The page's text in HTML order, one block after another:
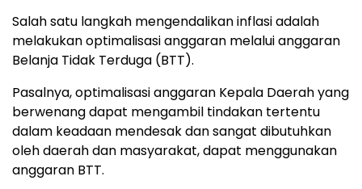
Salah satu langkah mengendalikan inflasi adalah
melakukan optimalisasi anggaran melalui anggaran
Belanja Tidak Terduga (BTT).
Pasalnya, optimalisasi anggaran Kepala Daerah yang
berwenang dapat mengambil tindakan tertentu
dalam keadaan mendesak dan sangat dibutuhkan
oleh daerah dan masyarakat, dapat menggunakan
anggaran BTT.